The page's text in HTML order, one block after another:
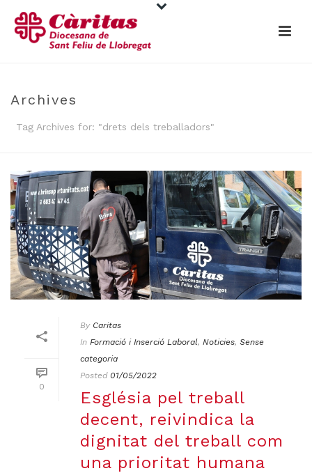
Archives
Tag Archives for: "drets dels treballadors"
0
By Caritas
In Formació i Inserció Laboral, Noticies, Sense
categoria
Posted 01/05/2022
Església pel treball
decent, reivindica la
dignitat del treball com
una prioritat humana